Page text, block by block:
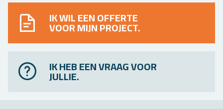
IK WIL EEN OFFERTE
VOOR MIJN PROJECT.
IK HEB EEN VRAAG VOOR
JULLIE.